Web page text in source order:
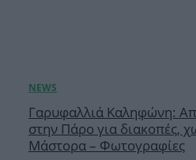
Γαρυφαλλιά Καληφώνη:
στην Πάρο για διακοπές,
Μάστορα – Φωτογραφίες